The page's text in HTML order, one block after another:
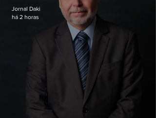
Jornal Daki
há 2 horas